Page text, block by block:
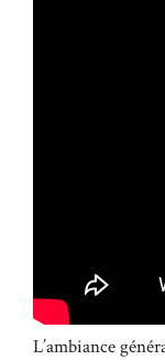
L’ambiance